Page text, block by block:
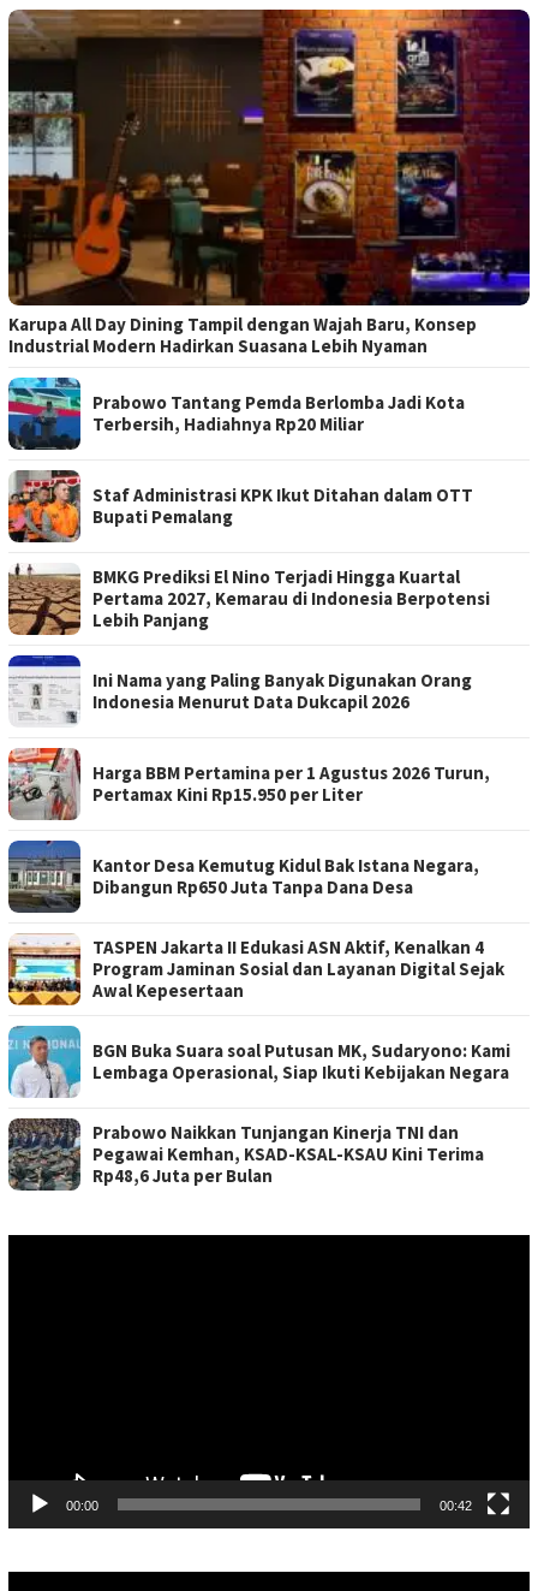
Karupa All Day Dining Tampil dengan Wajah Baru, Konsep
Industrial Modern Hadirkan Suasana Lebih Nyaman
Prabowo Tantang Pemda Berlomba Jadi Kota
Terbersih, Hadiahnya Rp20 Miliar
Staf Administrasi KPK Ikut Ditahan dalam OTT
Bupati Pemalang
BMKG Prediksi El Nino Terjadi Hingga Kuartal
Pertama 2027, Kemarau di Indonesia Berpotensi
Lebih Panjang
Ini Nama yang Paling Banyak Digunakan Orang
Indonesia Menurut Data Dukcapil 2026
Harga BBM Pertamina per 1 Agustus 2026 Turun,
Pertamax Kini Rp15.950 per Liter
Kantor Desa Kemutug Kidul Bak Istana Negara,
Dibangun Rp650 Juta Tanpa Dana Desa
TASPEN Jakarta II Edukasi ASN Aktif, Kenalkan 4
Program Jaminan Sosial dan Layanan Digital Sejak
Awal Kepesertaan
BGN Buka Suara soal Putusan MK, Sudaryono: Kami
Lembaga Operasional, Siap Ikuti Kebijakan Negara
Prabowo Naikkan Tunjangan Kinerja TNI dan
Pegawai Kemhan, KSAD-KSAL-KSAU Kini Terima
Rp48,6 Juta per Bulan
00:00 00:42